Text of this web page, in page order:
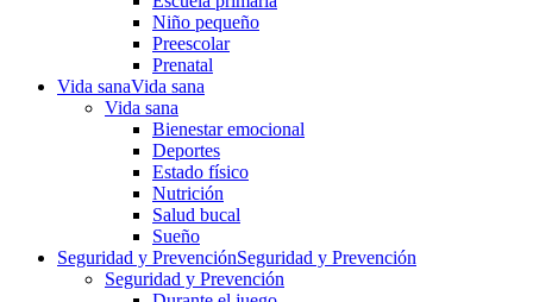
Niño pequeño
Preescolar
Prenatal
Vida sanaVida sana
Vida sana
Bienestar emocional
Deportes
Estado físico
Nutrición
Salud bucal
Sueño
Seguridad y PrevenciónSeguridad y Prevención
Seguridad y Prevención